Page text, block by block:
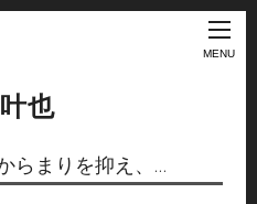
MENU
也
らまりを抑え、…